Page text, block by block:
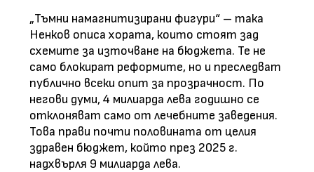
„Тъмни намагнитизирани фигури“ – така
Ненков описа хората, които стоят зад
схемите за източване на бюджета. Те не
само блокират реформите, но и преследват
публично всеки опит за прозрачност. По
негови думи, 4 милиарда лева годишно се
отклоняват само от лечебните заведения.
Това прави почти половината от целия
здравен бюджет, който през 2025 г.
надхвърля 9 милиарда лева.